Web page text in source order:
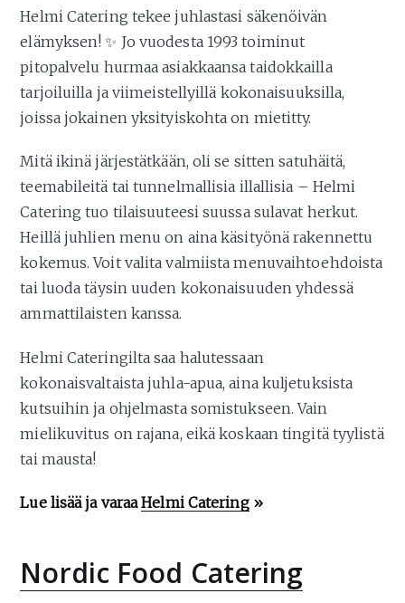
Helmi Catering tekee juhlastasi säkenöivän
elämyksen! ✨ Jo vuodesta 1993 toiminut
pitopalvelu hurmaa asiakkaansa taidokkailla
tarjoiluilla ja viimeistellyillä kokonaisuuksilla,
joissa jokainen yksityiskohta on mietitty.
Mitä ikinä järjestätkään, oli se sitten satuhäitä,
teemabileitä tai tunnelmallisia illallisia – Helmi
Catering tuo tilaisuuteesi suussa sulavat herkut.
Heillä juhlien menu on aina käsityönä rakennettu
kokemus. Voit valita valmiista menuvaihtoehdoista
tai luoda täysin uuden kokonaisuuden yhdessä
ammattilaisten kanssa.
Helmi Cateringilta saa halutessaan
kokonaisvaltaista juhla-apua, aina kuljetuksista
kutsuihin ja ohjelmasta somistukseen. Vain
mielikuvitus on rajana, eikä koskaan tingitä tyylistä
tai mausta!
Lue lisää ja varaaHelmi Catering»
Nordic Food Catering